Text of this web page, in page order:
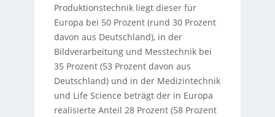
Produktionstechnik liegt dieser für
Europa bei 50 Prozent (rund 30 Prozent
davon aus Deutschland), in der
Bildverarbeitung und Messtechnik bei
35 Prozent (53 Prozent davon aus
Deutschland) und in der Medizintechnik
und Life Science beträgt der in Europa
realisierte Anteil 28 Prozent (58 Prozent